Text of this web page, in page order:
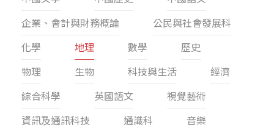
企業、會計與財務概論
公民與社會發展科
化學
地理 數學
歷史
物理
生物 科技與生活
經濟
綜合科學
英國語文
視覺藝術
資訊及通訊科技
通識科
音樂